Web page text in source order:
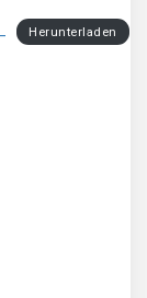
Herunterladen